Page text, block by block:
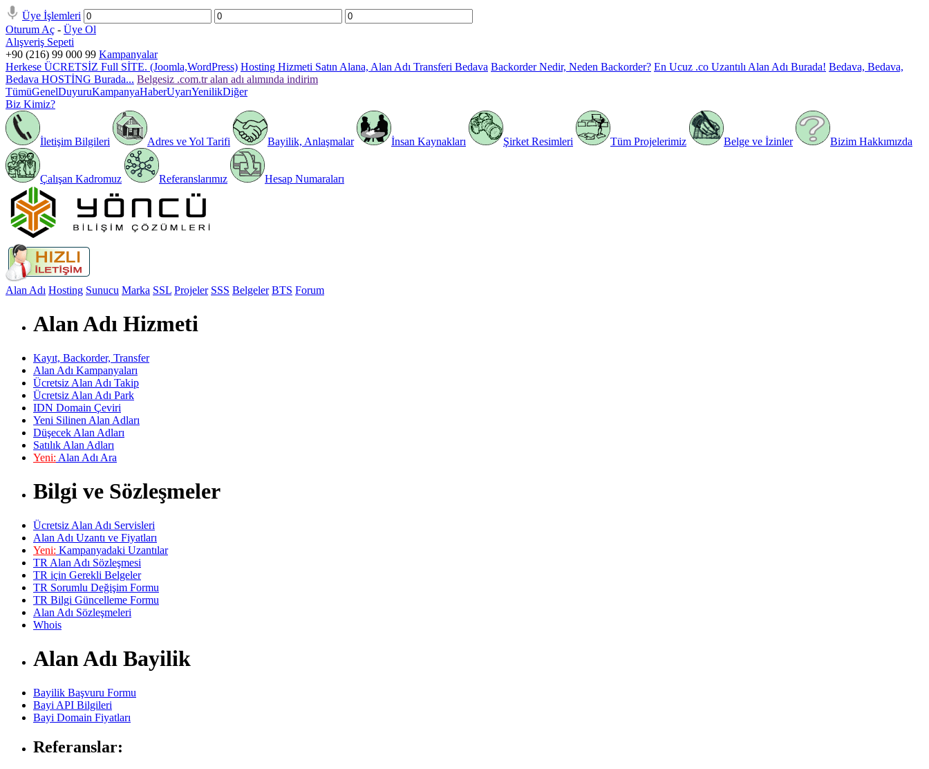
Üye İşlemleri
Oturum Aç - Üye Ol
Alışveriş Sepeti
+90 (216) 99 000 99 Kampanyalar
Herkese ÜCRETSİZ Full SİTE. (Joomla,WordPress) Hosting Hizmeti Satın Alana, Alan Adı Transferi Bedava Backorder Nedir, Neden Backorder? En Ucuz .co Uzantılı Alan Adı Burada! Bedava, Bedava,
Bedava HOSTİNG Burada... Belgesiz .com.tr alan adı alımında indirim
TümüGenelDuyuruKampanyaHaberUyarıYenilikDiğer
Biz Kimiz?
İletişim Bilgileri Adres ve Yol Tarifi Bayilik, Anlaşmalar İnsan Kaynakları Şirket Resimleri Tüm Projelerimiz Belge ve İzinler Bizim Hakkımızda
Çalışan Kadromuz Referanslarımız Hesap Numaraları
Alan Adı Hosting Sunucu Marka SSL Projeler SSS Belgeler BTS Forum
Alan Adı Hizmeti
Kayıt, Backorder, Transfer
Alan Adı Kampanyaları
Ücretsiz Alan Adı Takip
Ücretsiz Alan Adı Park
IDN Domain Çeviri
Yeni Silinen Alan Adları
Düşecek Alan Adları
Satılık Alan Adları
Yeni: Alan Adı Ara
Bilgi ve Sözleşmeler
Ücretsiz Alan Adı Servisleri
Alan Adı Uzantı ve Fiyatları
Yeni: Kampanyadaki Uzantılar
TR Alan Adı Sözleşmesi
TR için Gerekli Belgeler
TR Sorumlu Değişim Formu
TR Bilgi Güncelleme Formu
Alan Adı Sözleşmeleri
Whois
Alan Adı Bayilik
Bayilik Başvuru Formu
Bayi API Bilgileri
Bayi Domain Fiyatları
Referanslar: